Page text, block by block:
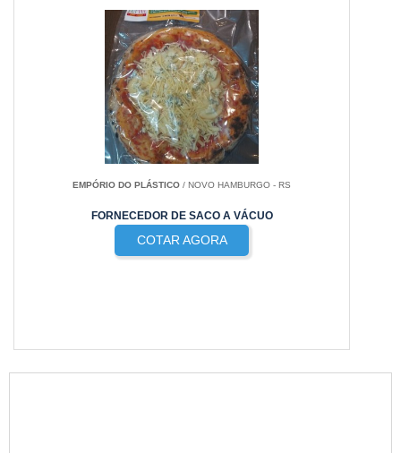
EMPÓRIO DO PLÁSTICO / NOVO HAMBURGO - RS
FORNECEDOR DE SACO A VÁCUO
COTAR AGORA